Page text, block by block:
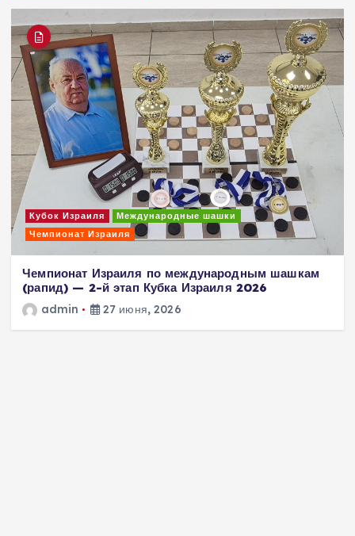
Кубок Израиля
Международные шашки
Чемпионат Израиля
Чемпионат Израиля по международным шашкам
(рапид) — 2-й этап Кубка Израиля 2026
admin 27 июня, 2026